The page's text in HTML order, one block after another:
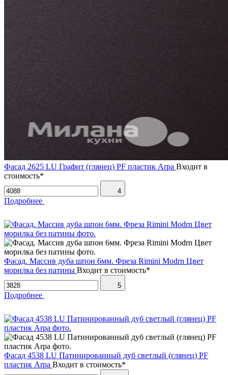
Фасад 2625 LU Графит (глянец) PF пластик Arpa Входит в
стоимость*
4
Подробнее
Фасад. Массив дуба шпон 6мм. Фреза Rimini Modrn Цвет
морилка без патины Входит в стоимость*
5
Подробнее
Фасад 4538 LU Патинированный дуб светлый (глянец) PF
пластик Arpa Входит в стоимость*